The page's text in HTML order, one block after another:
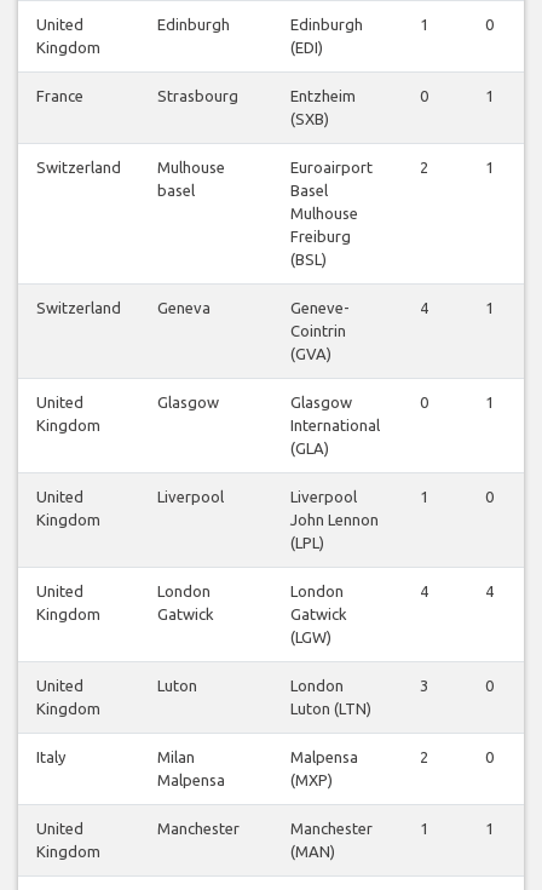
United
Kingdom
Edinburgh
Edinburgh
(EDI)
1 0
France Strasbourg
Entzheim
(SXB)
0 1
Switzerland
Mulhouse
basel
Euroairport
Basel
Mulhouse
Freiburg
(BSL)
2 1
Switzerland Geneva
Geneve-
Cointrin
(GVA)
4 1
United
Kingdom
Glasgow
Glasgow
International
(GLA)
0 1
United
Kingdom
Liverpool
Liverpool
John Lennon
(LPL)
1 0
United
Kingdom
London
Gatwick
London
Gatwick
(LGW)
4 4
United
Kingdom
Luton
London
Luton (LTN)
3 0
Italy
Milan
Malpensa
Malpensa
(MXP)
2 0
United
Kingdom
Manchester
Manchester
(MAN)
1 1